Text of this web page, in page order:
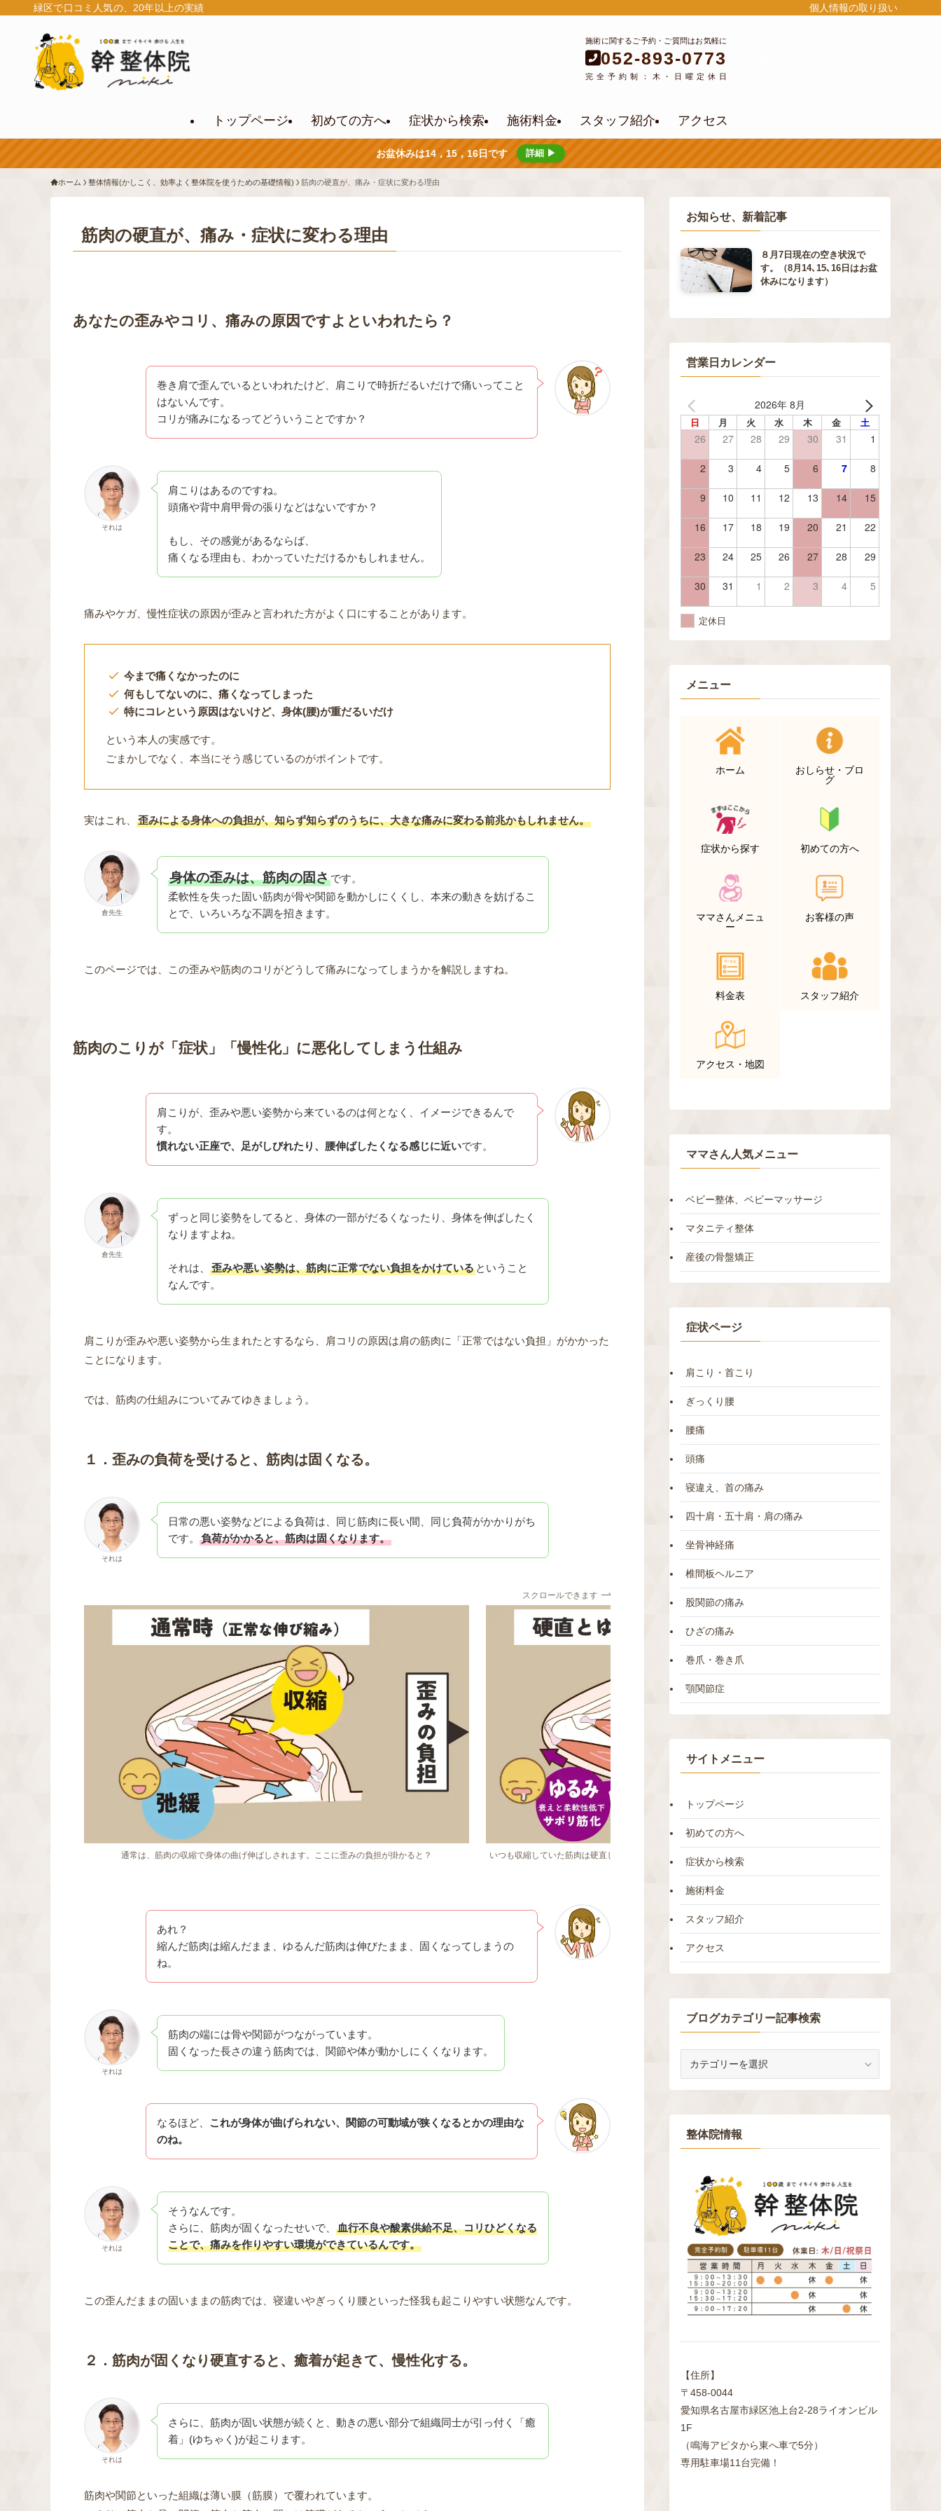
緑区で口コミ人気の、20年以上の実績 個人情報の取り扱い
施術に関するご予約・ご質問はお気軽に
052-893-0773
完全予約制：木・日曜定休日
トップページ 初めての方へ 症状から検索 施術料金 スタッフ紹介 アクセス
お盆休みは14，15，16日です 詳細 ▶
ホーム 整体情報(かしこく、効率よく整体院を使うための基礎情報) 筋肉の硬直が、痛み・症状に変わる理由
筋肉の硬直が、痛み・症状に変わる理由
あなたの歪みやコリ、痛みの原因ですよといわれたら？
巻き肩で歪んでいるといわれたけど、肩こりで時折だるいだけで痛いってこと
はないんです。
コリが痛みになるってどういうことですか？
それは
肩こりはあるのですね。
頭痛や背中肩甲骨の張りなどはないですか？
もし、その感覚があるならば、
痛くなる理由も、わかっていただけるかもしれません。
痛みやケガ、慢性症状の原因が歪みと言われた方がよく口にすることがあります。
今まで痛くなかったのに
何もしてないのに、痛くなってしまった
特にコレという原因はないけど、身体(腰)が重だるいだけ
という本人の実感です。
ごまかしでなく、本当にそう感じているのがポイントです。
実はこれ、 歪みによる身体への負担が、知らず知らずのうちに、大きな痛みに変わる前兆かもしれません。
倉先生
身体の歪みは、筋肉の固さです。
柔軟性を失った固い筋肉が骨や関節を動かしにくくし、本来の動きを妨げるこ
とで、いろいろな不調を招きます。
このページでは、この歪みや筋肉のコリがどうして痛みになってしまうかを解説しますね。
筋肉のこり が「症状」「慢性化」に悪化してしまう仕組み
肩こりが、歪みや悪い姿勢から来ているのは何となく、イメージできるんで
す。
慣れない正座で、足がしびれたり、腰伸ばしたくなる感じに近いです。
倉先生
ずっと同じ姿勢をしてると、身体の一部がだるくなったり、身体を伸ばしたく
なりますよね。
それは、 歪みや悪い姿勢は、筋肉に正常でない負担をかけている ということ
なんです。
肩こりが歪みや悪い姿勢から生まれたとするなら、肩コリの原因は肩の筋肉に「正常ではない負担」がかかった
ことになります。
では、筋肉の仕組みについてみてゆきましょう。
１．歪みの負荷を受けると、筋肉は固くなる。
それは
日常の悪い姿勢などによる負荷は、同じ筋肉に長い間、同じ負荷がかかりがち
です。
負荷がかかると、筋肉は固くなります。
スクロールできます
通常は、筋肉の収縮で身体の曲げ伸ばしされます。ここに歪みの負担が掛かると？
いつも収縮していた筋肉は硬直し、弛緩していた筋肉はゆるんで、どちらもそのまま固くなってゆき
ます。
あれ？
縮んだ筋肉は縮んだまま、ゆるんだ筋肉は伸びたまま、固くなってしまうの
ね。
それは
筋肉の端には骨や関節がつながっています。
固くなった長さの違う筋肉では、関節や体が動かしにくくなります。
なるほど、 これが身体が曲げられない、関節の可動域が狭くなるとかの理由な
のね。
それは
そうなんです。
さらに、筋肉が固くなったせいで、
血行不良や酸素供給不足、コリひどくなる
ことで、痛みを作りやすい環境ができているんです。
この歪んだままの固いままの筋肉では、寝違いやぎっくり腰といった怪我も起こりやすい状態なんです。
２．筋肉が固くなり硬直すると、癒着が起きて、慢性化する。
それは
さらに、筋肉が固い状態が続くと、動きの悪い部分で組織同士が引っ付く「癒
着」(ゆちゃく)が起こります。
筋肉や関節といった組織は薄い膜（筋膜）で覆われています。
お知らせ、新着記事
８月7日現在の空き状況で
す。（8月14､15､16日はお盆
休みになります）
営業日カレンダー
2026年 8月
日 月 火 水 木 金 土
26 27 28 29 30 31 1
2 3 4 5 6 7 8
9 10 11 12 13 14 15
16 17 18 19 20 21 22
23 24 25 26 27 28 29
30 31 1 2 3 4 5
定休日
メニュー
ホーム
おしらせ・ブロ
グ
症状から探す 初めての方へ
ママさんメニュ
ー
お客様の声
料金表 スタッフ紹介
アクセス・地図
ママさん人気メニュー
ベビー整体、ベビーマッサージ
マタニティ整体
産後の骨盤矯正
症状ページ
肩こり・首こり
ぎっくり腰
腰痛
頭痛
寝違え、首の痛み
四十肩・五十肩・肩の痛み
坐骨神経痛
椎間板ヘルニア
股関節の痛み
ひざの痛み
巻爪・巻き爪
顎関節症
サイトメニュー
トップページ
初めての方へ
症状から検索
施術料金
スタッフ紹介
アクセス
ブログカテゴリー記事検索
テ
ゴ
リ
整体院情報
【住所】
〒458-0044
愛知県名古屋市緑区池上台2‐28ライオンビル
1F
（鳴海アピタから東へ車で5分）
専用駐車場11台完備！